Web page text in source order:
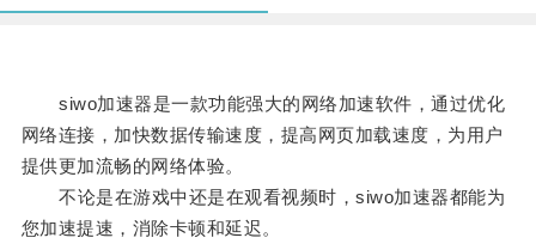
siwo加速器是一款功能强大的网络加速软件，通过优化
网络连接，加快数据传输速度，提高网页加载速度，为用户
提供更加流畅的网络体验。
不论是在游戏中还是在观看视频时，siwo加速器都能为
您加速提速，消除卡顿和延迟。